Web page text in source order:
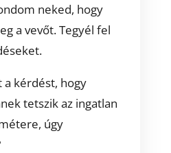
neked, hogy
a vevőt. Tegyél fel
a kérdést, hogy
tetszik az ingatlan
úgy